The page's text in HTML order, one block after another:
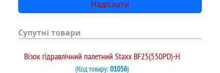
Супутні товари
Візок гідравлічний палетний Staxx BF25(550PD)-H
(Код товару:01056)